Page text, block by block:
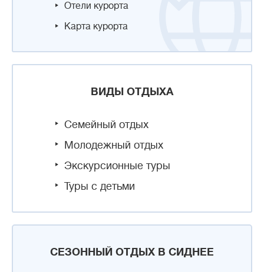
Отели курорта
Карта курорта
ВИДЫ ОТДЫХА
Семейный отдых
Молодежный отдых
Экскурсионные туры
Туры с детьми
СЕЗОННЫЙ ОТДЫХ В СИДНЕЕ